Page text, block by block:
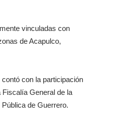
vinculadas con
de Acapulco,
con la participación
General de la
de Guerrero.